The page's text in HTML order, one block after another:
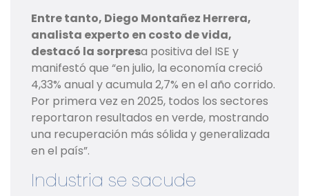
Entre tanto, Diego Montañez Herrera,
analista experto en costo de vida,
destacó la sorpresa positiva del ISE y
manifestó que “en julio, la economía creció
4,33% anual y acumula 2,7% en el año corrido.
Por primera vez en 2025, todos los sectores
reportaron resultados en verde, mostrando
una recuperación más sólida y generalizada
en el país”.
Industria se sacude